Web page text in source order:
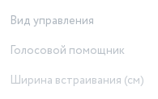
Вид управления
Голосовой помощник
Ширина встраивания (см)